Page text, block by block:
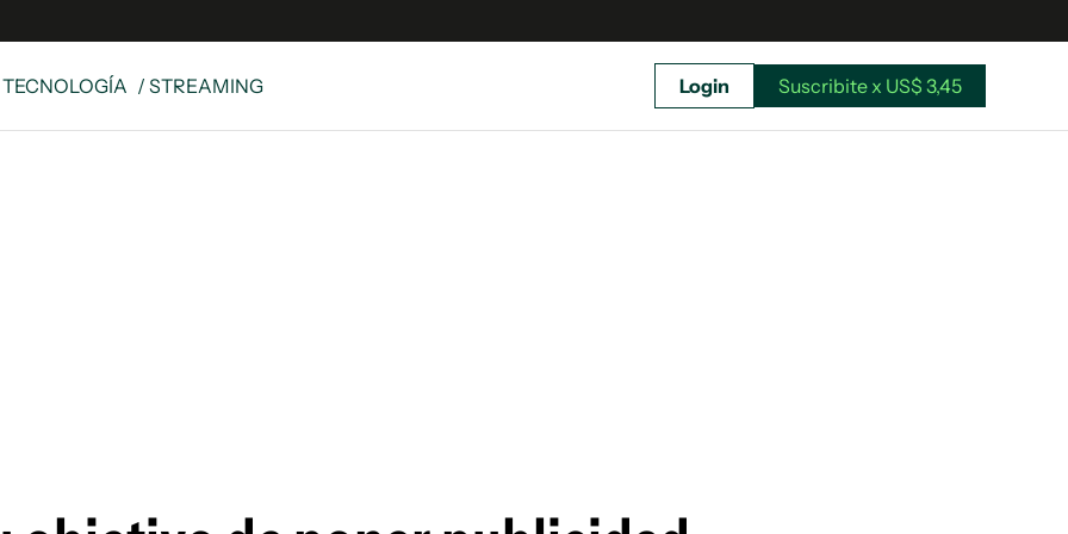
Suscribite x US$ 3,45
/ STREAMING Login Suscribite x US$ 3,45